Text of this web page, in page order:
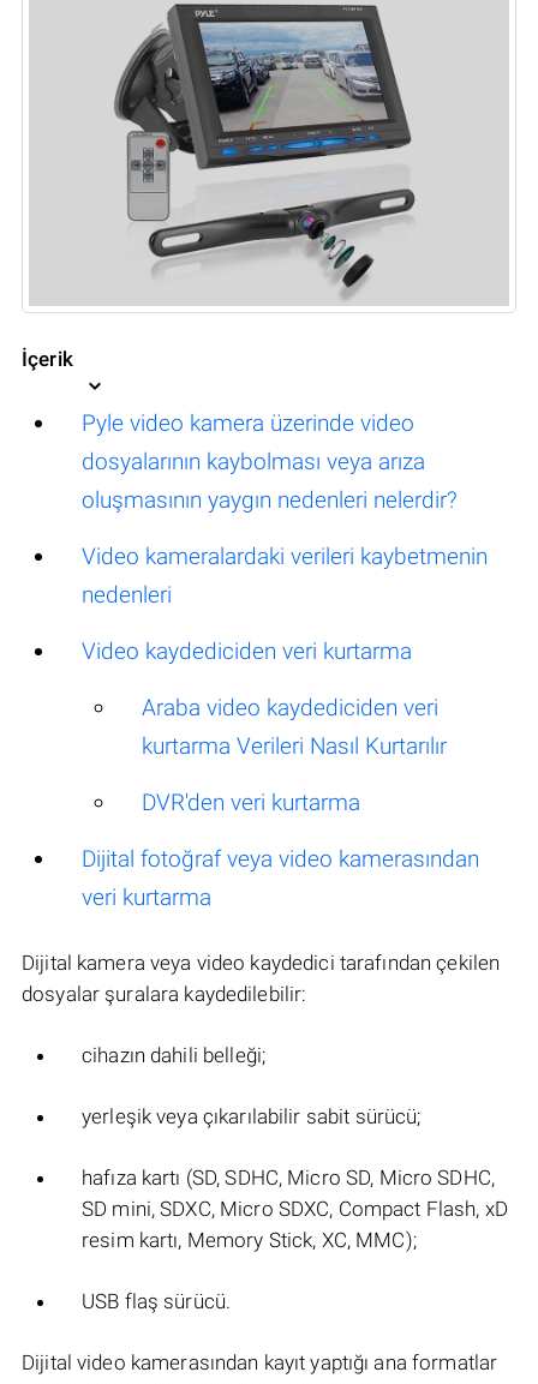
İçerik
Pyle video kamera üzerinde video
dosyalarının kaybolması veya arıza
oluşmasının yaygın nedenleri nelerdir?
Video kameralardaki verileri kaybetmenin
nedenleri
Video kaydediciden veri kurtarma
Araba video kaydediciden veri
kurtarma Verileri Nasıl Kurtarılır
DVR'den veri kurtarma
Dijital fotoğraf veya video kamerasından
veri kurtarma
Dijital kamera veya video kaydedici tarafından çekilen
dosyalar şuralara kaydedilebilir:
cihazın dahili belleği;
yerleşik veya çıkarılabilir sabit sürücü;
hafıza kartı (SD, SDHC, Micro SD, Micro SDHC,
SD mini, SDXC, Micro SDXC, Compact Flash, xD
resim kartı, Memory Stick, XC, MMC);
USB flaş sürücü.
Dijital video kamerasından kayıt yaptığı ana formatlar